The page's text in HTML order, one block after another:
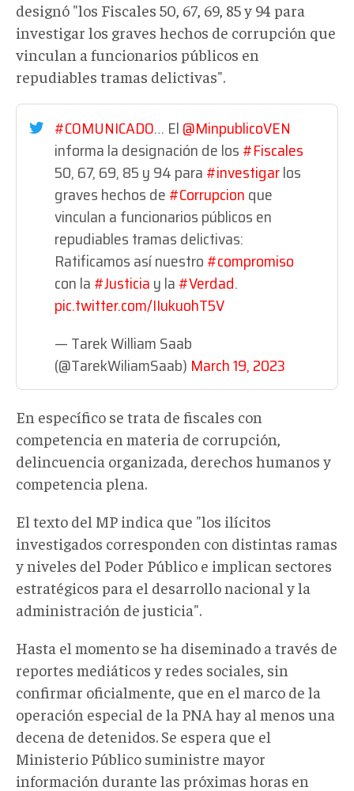
designó "los Fiscales 50, 67, 69, 85 y 94 para
investigar los graves hechos de corrupción que
vinculan a funcionarios públicos en
repudiables tramas delictivas".
#COMUNICADO… El@MinpublicoVEN
informa la designación de los#Fiscales
50, 67, 69, 85 y 94 para#investigarlos
graves hechos de#Corrupcionque
vinculan a funcionarios públicos en
repudiables tramas delictivas:
Ratificamos así nuestro#compromiso
con la#Justiciay la#Verdad.
pic.twitter.com/IIukuohT5V
— Tarek William Saab
(@TarekWiliamSaab) March 19, 2023
En específico se trata de fiscales con
competencia en materia de corrupción,
delincuencia organizada, derechos humanos y
competencia plena.
El texto del MP indica que "los ilícitos
investigados corresponden con distintas ramas
y niveles del Poder Público e implican sectores
estratégicos para el desarrollo nacional y la
administración de justicia".
Hasta el momento se ha diseminado a través de
reportes mediáticos y redes sociales, sin
confirmar oficialmente, que en el marco de la
operación especial de la PNA hay al menos una
decena de detenidos. Se espera que el
Ministerio Público suministre mayor
información durante las próximas horas en